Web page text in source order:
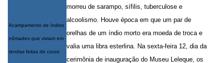
Acampamento de índios
nômades que viviam em
tendas feitas de couro
morreu de sarampo, sífilis, tuberculose e
alcoolismo. Houve época em que um par de
orelhas de um índio morto era moeda de troca e
valia uma libra esterlina. Na sexta-feira 12, dia da
cerimônia de inauguração do Museu Leleque, os